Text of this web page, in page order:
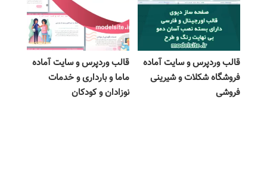
قالب وردپرس و سایت آماده
فروشگاه شکلات و شیرینی
فروشی
قالب وردپرس و سایت آماده
ماما و بارداری و خدمات
نوزادان و کودکان